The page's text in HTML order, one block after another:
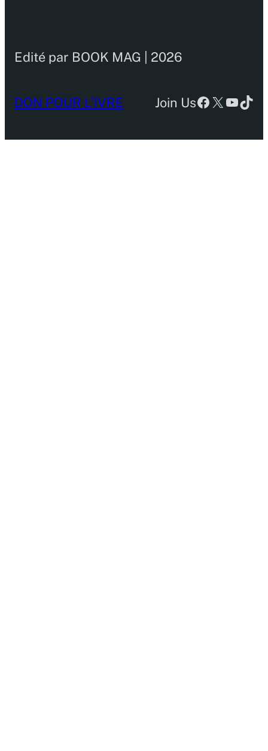
Edité par BOOK MAG | 2026
DON POUR L’IVRE Join UsFacebook
X